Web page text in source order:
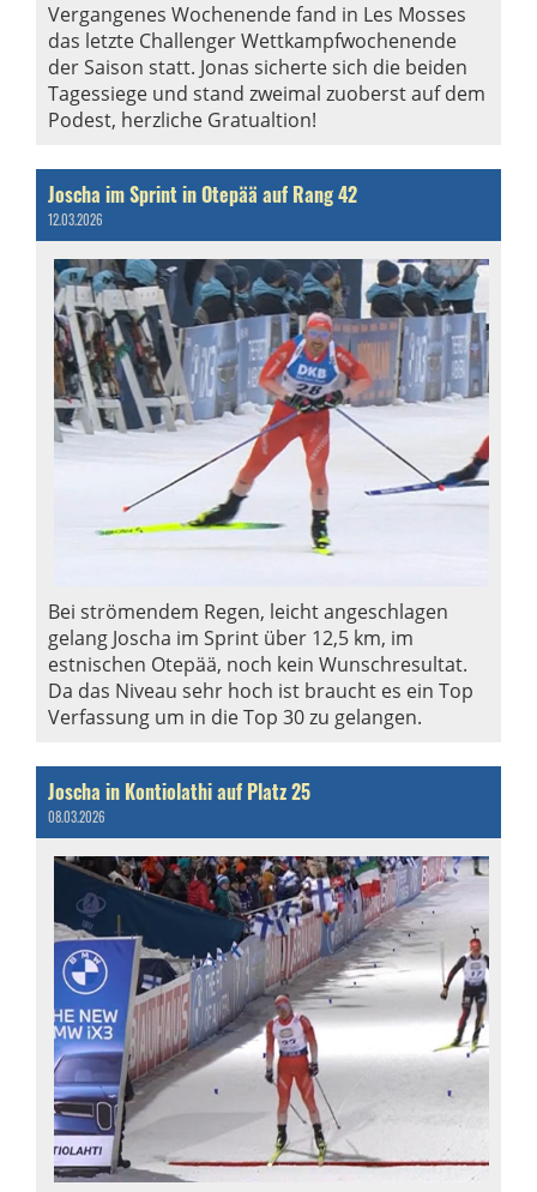
Vergangenes Wochenende fand in Les Mosses
das letzte Challenger Wettkampfwochenende
der Saison statt. Jonas sicherte sich die beiden
Tagessiege und stand zweimal zuoberst auf dem
Podest, herzliche Gratualtion!
Joscha im Sprint in Otepää auf Rang 42
12.03.2026
Bei strömendem Regen, leicht angeschlagen
gelang Joscha im Sprint über 12,5 km, im
estnischen Otepää, noch kein Wunschresultat.
Da das Niveau sehr hoch ist braucht es ein Top
Verfassung um in die Top 30 zu gelangen.
Joscha in Kontiolathi auf Platz 25
08.03.2026